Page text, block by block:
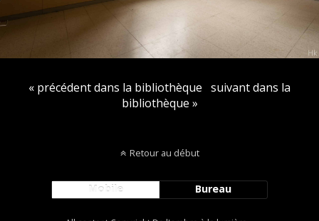
« précédent dans la bibliothèque suivant dans la
bibliothèque »
Retour au début
Mobile Bureau